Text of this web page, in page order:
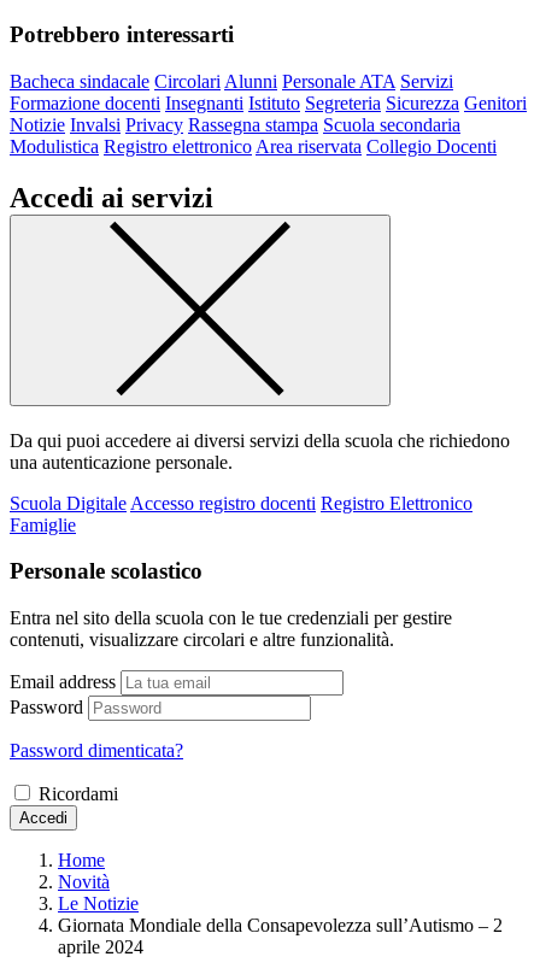
Potrebbero interessarti
Bacheca sindacale Circolari Alunni Personale ATA Servizi
Formazione docenti Insegnanti Istituto Segreteria Sicurezza Genitori
Notizie Invalsi Privacy Rassegna stampa Scuola secondaria
Modulistica Registro elettronico Area riservata Collegio Docenti
Accedi ai servizi
Da qui puoi accedere ai diversi servizi della scuola che richiedono
una autenticazione personale.
Scuola Digitale Accesso registro docenti Registro Elettronico
Famiglie
Personale scolastico
Entra nel sito della scuola con le tue credenziali per gestire
contenuti, visualizzare circolari e altre funzionalità.
Email address
Password
Password dimenticata?
Ricordami
Accedi
Home
Novità
Le Notizie
Giornata Mondiale della Consapevolezza sull’Autismo – 2
aprile 2024